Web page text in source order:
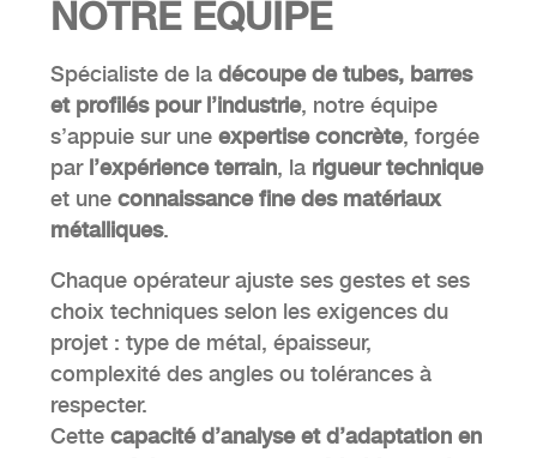
NOTRE ÉQUIPE
Spécialiste de ladécoupe de tubes, barres
et profilés pour l’industrie, notre équipe
s’appuie sur uneexpertise concrète, forgée
par l’expérience terrain, la rigueur technique
et uneconnaissance fine des matériaux
métalliques.
Chaque opérateur ajuste ses gestes et ses
choix techniques selon les exigences du
projet : type de métal, épaisseur,
complexité des angles ou tolérances à
respecter.
Cettecapacité d’analyse et d’adaptation en